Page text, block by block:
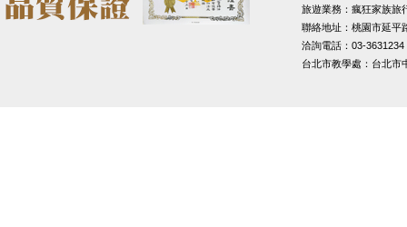
旅遊業務：瘋狂家族旅
聯絡地址：桃園市延平
洽詢電話：03-3631234
台北市教學處：台北市